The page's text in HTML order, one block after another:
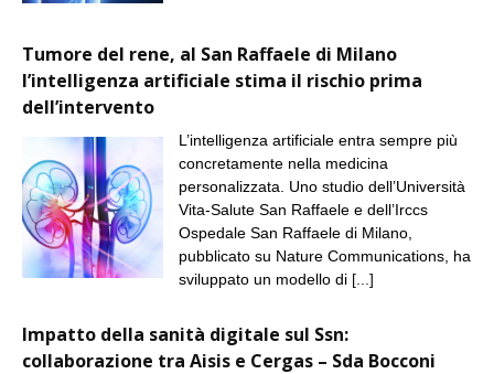
Tumore del rene, al San Raffaele di Milano
l’intelligenza artificiale stima il rischio prima
dell’intervento
L’intelligenza artificiale entra sempre più
concretamente nella medicina
personalizzata. Uno studio dell’Università
Vita-Salute San Raffaele e dell’Irccs
Ospedale San Raffaele di Milano,
pubblicato su Nature Communications, ha
sviluppato un modello di [...]
Impatto della sanità digitale sul Ssn:
collaborazione tra Aisis e Cergas – Sda Bocconi